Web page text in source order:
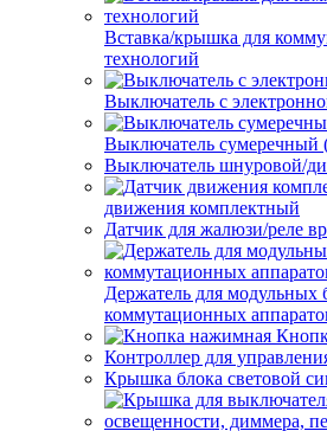
Вставка/крышка для
технологий
Выключатель с
Выключатель сумеречный
Выключатель шнуровой/
движения комплектный
Датчик для жалюзи/реле
Держатель для модульных
коммутационных
Контроллер для
Крышка блока световой